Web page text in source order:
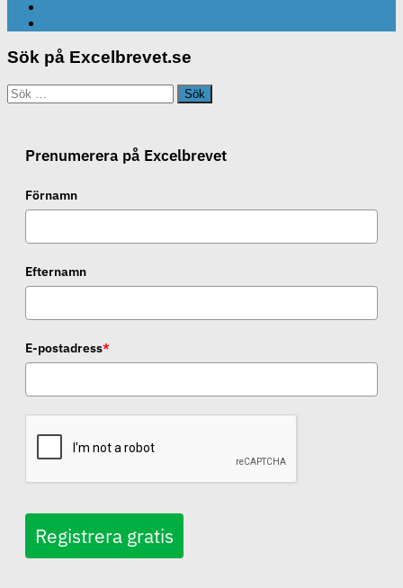
Sök på Excelbrevet.se
Sök
efter:
Prenumerera på Excelbrevet
Förnamn
Efternamn
E-postadress*
Registrera gratis